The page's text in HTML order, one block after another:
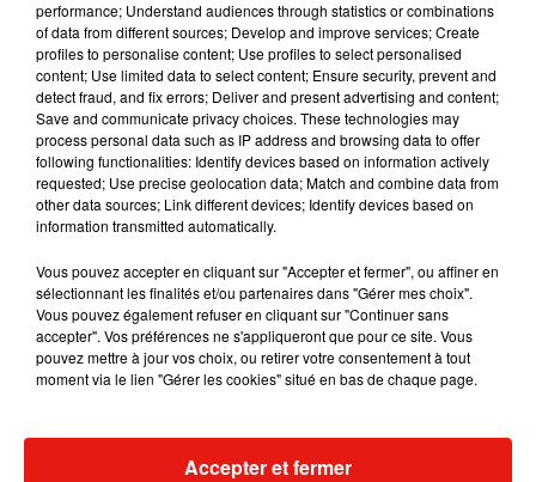
d’aussi fort en émotions. Je vous aime, je n’ai pas les mots
pour vous remercier. Ce dernier concert à Lille était
exceptionnel, pour voir chanter avec @__sappho__ , avoir
mes amis, ma famille, mes équipes près de moi. Vous avoir
vous en face de moi. Partager une sorte d’osmose aussi
belle et douce. Je ne pourrais jamais assez vous remercier.
Je vous aime pour toujours. Louane
'È�a� ��` �xR"
performance; Understand audiences through statistics or combinations
of data from different sources; Develop and improve services; Create
profiles to personalise content; Use profiles to select personalised
content; Use limited data to select content; Ensure security, prevent and
detect fraud, and fix errors; Deliver and present advertising and content;
Save and communicate privacy choices. These technologies may
process personal data such as IP address and browsing data to offer
following functionalities: Identify devices based on information actively
requested; Use precise geolocation data; Match and combine data from
other data sources; Link different devices; Identify devices based on
information transmitted automatically.
Vous pouvez accepter en cliquant sur "Accepter et fermer", ou affiner en
sélectionnant les finalités et/ou partenaires dans "Gérer mes choix".
Vous pouvez également refuser en cliquant sur "Continuer sans
accepter". Vos préférences ne s'appliqueront que pour ce site. Vous
pouvez mettre à jour vos choix, ou retirer votre consentement à tout
moment via le lien "Gérer les cookies" situé en bas de chaque page.
Accepter et fermer